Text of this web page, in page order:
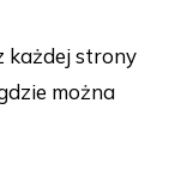
każdej strony
można